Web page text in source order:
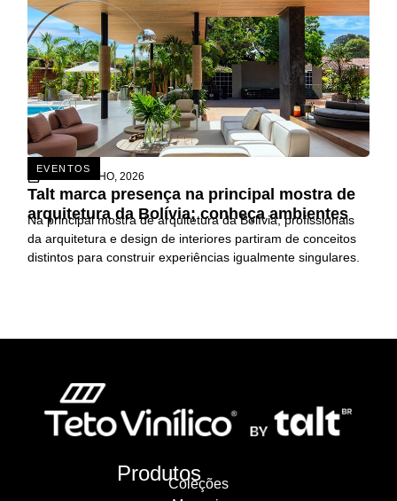
EVENTOS
26 DE JUNHO, 2026
Talt marca presença na principal mostra de
arquitetura da Bolívia; conheça ambientes
Na principal mostra de arquitetura da Bolívia, profissionais
da arquitetura e design de interiores partiram de conceitos
distintos para construir experiências igualmente singulares.
Produtos
Coleções